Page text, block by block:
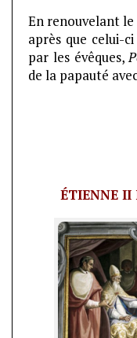
En renouvelant
après que celui-
par les évêques,
de la papauté
ÉTIENNE II